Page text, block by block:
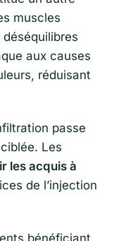
muscles
aux causes
réduisant
passe
Les
les acquis à
de l’injection
bénéficiant